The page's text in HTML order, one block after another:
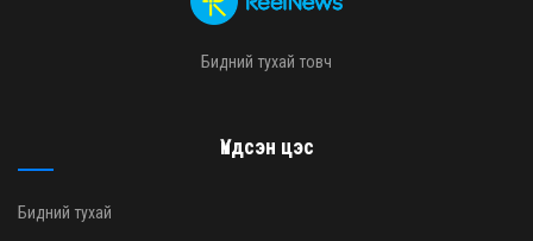
Бидний тухай товч
Үндсэн цэс
Бидний тухай